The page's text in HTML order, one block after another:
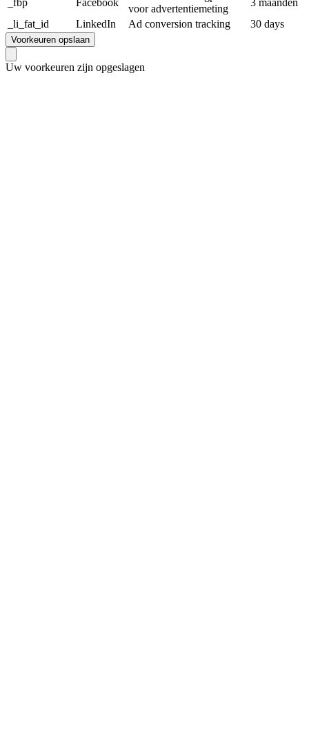
voor advertentiemeting
_li_fat_id
LinkedIn Ad conversion tracking 30 days
Voorkeuren opslaan
Uw voorkeuren zijn opgeslagen